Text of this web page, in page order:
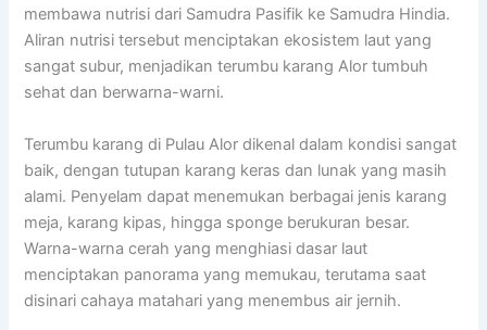
membawa nutrisi dari Samudra Pasifik ke Samudra Hindia.
Aliran nutrisi tersebut menciptakan ekosistem laut yang
sangat subur, menjadikan terumbu karang Alor tumbuh
sehat dan berwarna-warni.
Terumbu karang di Pulau Alor dikenal dalam kondisi sangat
baik, dengan tutupan karang keras dan lunak yang masih
alami. Penyelam dapat menemukan berbagai jenis karang
meja, karang kipas, hingga sponge berukuran besar.
Warna-warna cerah yang menghiasi dasar laut
menciptakan panorama yang memukau, terutama saat
disinari cahaya matahari yang menembus air jernih.